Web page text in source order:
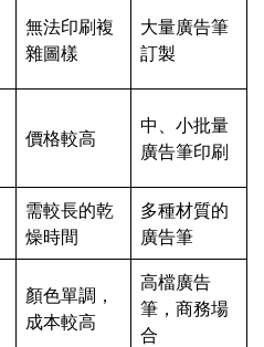
無法印刷複
雜圖樣
大量廣告筆
訂製
價格較高
中、小批量
廣告筆印刷
需較長的乾
燥時間
多種材質的
廣告筆
顏色單調，
成本較高
高檔廣告
筆，商務場
合